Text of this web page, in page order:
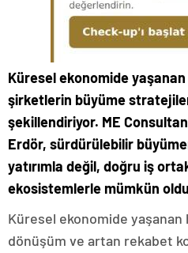
Küresel ekonomide
şirketlerin büyüme
şekillendiriyor. ME
Erdör, sürdürülebilir
yatırımla değil, doğru iş
ekosistemlerle mümkün
Küresel ekonomide yaşanan
dönüşüm ve artan rekabet